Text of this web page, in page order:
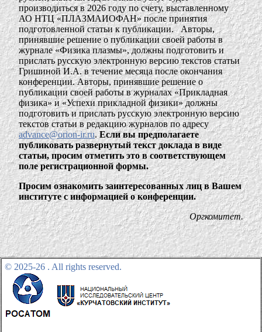
производиться в 2026 году по счету, выставленному
АО НТЦ «ПЛАЗМАИОФАН» после принятия
подготовленной статьи к публикации. Авторы,
принявшие решение о публикации своей работы в
журнале «Физика плазмы», должны подготовить и
прислать русскую электронную версию текстов статьи
Гришиной И.А. в течение месяца после окончания
конференции. Авторы, принявшие решение о
публикации своей работы в журналах «Прикладная
физика» и «Успехи прикладной физики» должны
подготовить и прислать русскую электронную версию
текстов статьи в редакцию журналов по адресу
advance@orion-ir.ru. Если вы предполагаете
публиковать развернутый текст доклада в виде
статьи, просим отметить это в соответствующем
поле регистрационной формы.
Просим ознакомить заинтересованных лиц в Вашем
институте с информацией о конференции.
Оргкомитет.
© 2025-26 . All rights reserved.